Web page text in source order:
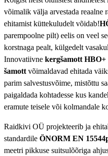
võimalik välja arvestada reaalne
ehitamist küttekuludelt võidab!
parempoolne pilt) eelis on veel
korstnaga pealt, külgedelt
Innovatiivne kergšamott HBO+
šamott võimaldavad ehitada
parim salvestusvõime, mistõttu
paigaldada kohtadesse kus
eramute teisele või kolmandale
Raidkivi OÜ projekteerib ja
standardile ÖNORM EN
meetri pikkuse suitsulõõriga